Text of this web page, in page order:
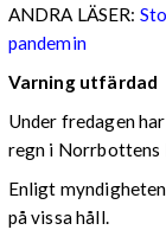
ANDRA LÄSER:
pandemin
Varning utfärdad
Under fredagen
regn i Norrbottens
Enligt
på vissa håll.